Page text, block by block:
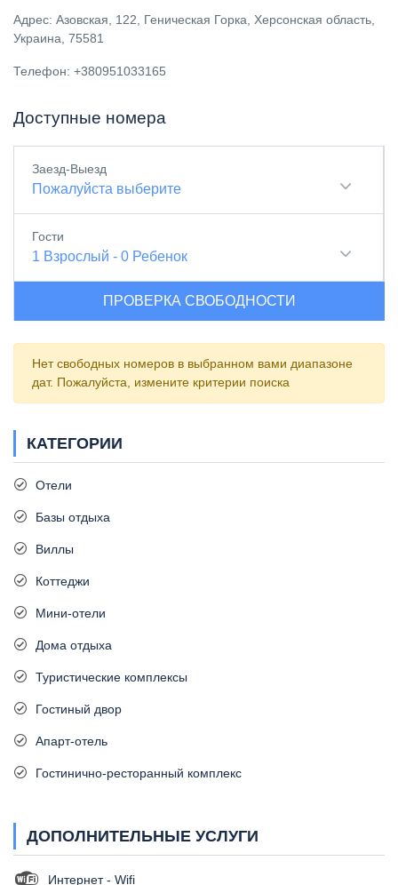
Адрес: Азовская, 122, Геническая Горка, Херсонская область,
Украина, 75581
Телефон: +380951033165
Доступные номера
Заезд-Выезд
Пожалуйста выберите
Гости
1 Взрослый - 0 Ребенок
ПРОВЕРКА СВОБОДНОСТИ
Нет свободных номеров в выбранном вами диапазоне
дат. Пожалуйста, измените критерии поиска
КАТЕГОРИИ
Отели
Базы отдыха
Виллы
Коттеджи
Мини-отели
Дома отдыха
Туристические комплексы
Гостиный двор
Апарт-отель
Гостинично-ресторанный комплекс
ДОПОЛНИТЕЛЬНЫЕ УСЛУГИ
Интернет - Wifi